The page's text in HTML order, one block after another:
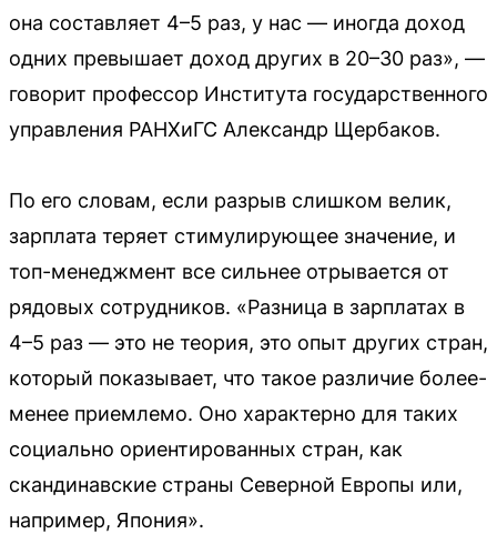
она составляет 4–5 раз, у нас — иногда доход
одних превышает доход других в 20–30 раз», —
говорит профессор Института государственного
управления РАНХиГС Александр Щербаков.
По его словам, если разрыв слишком велик,
зарплата теряет стимулирующее значение, и
топ-менеджмент все сильнее отрывается от
рядовых сотрудников. «Разница в зарплатах в
4–5 раз — это не теория, это опыт других стран,
который показывает, что такое различие более-
менее приемлемо. Оно характерно для таких
социально ориентированных стран, как
скандинавские страны Северной Европы или,
например, Япония».